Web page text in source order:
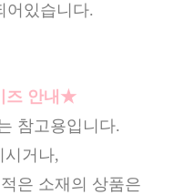
어있습니다.
즈 안내★
참고용입니다.
시거나,
은 소재의 상품은